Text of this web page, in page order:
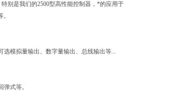
别是我们的2500型高性能控制器，*的应用于
模拟量输出、数字量输出、总线输出等...
式等。